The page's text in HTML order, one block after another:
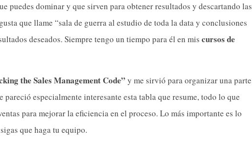
puedes dominar y que sirven para obtener resultados y descartando las
que llame “sala de guerra al estudio de toda la data y conclusiones
deseados. Siempre tengo un tiempo para él en mis cursos de
the Sales Management Code” y me sirvió para organizar una parte
pareció especialmente interesante esta tabla que resume, todo lo que
para mejorar la eficiencia en el proceso. Lo más importante es lo
que haga tu equipo.